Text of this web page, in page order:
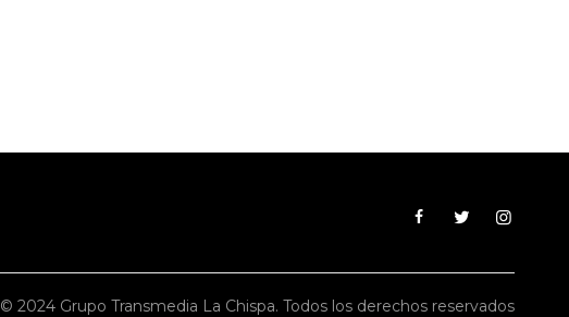
© 2024 Grupo Transmedia La Chispa. Todos los derechos reservados